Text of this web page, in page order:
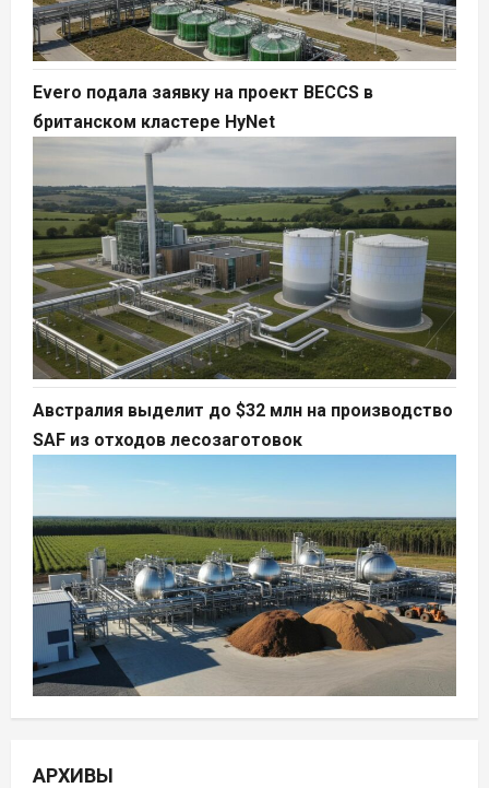
Evero подала заявку на проект BECCS в
британском кластере HyNet
Австралия выделит до $32 млн на производство
SAF из отходов лесозаготовок
АРХИВЫ